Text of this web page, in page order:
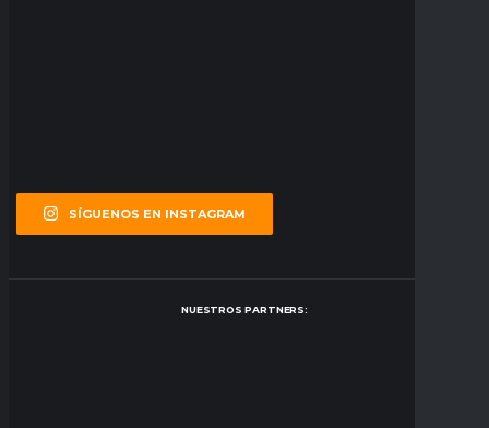
SÍGUENOS EN INSTAGRAM
NUESTROS PARTNERS: